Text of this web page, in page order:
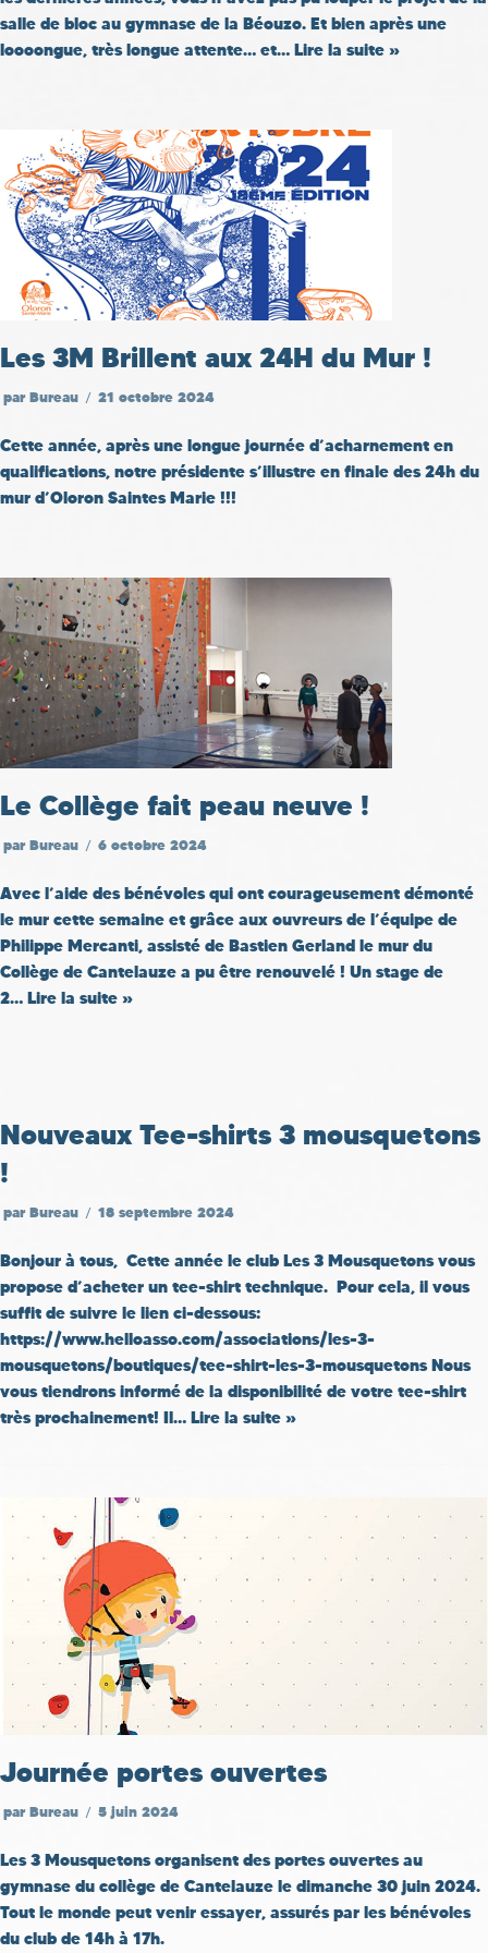
salle de bloc au gymnase de la Béouzo. Et bien après une
loooongue, très longue attente… et… Lire la suite »
Les 3M Brillent aux 24H du Mur !
par Bureau 21 octobre 2024
Cette année, après une longue journée d’acharnement en
qualifications, notre présidente s’illustre en finale des 24h du
mur d’Oloron Saintes Marie !!!
Le Collège fait peau neuve !
par Bureau 6 octobre 2024
Avec l’aide des bénévoles qui ont courageusement démonté
le mur cette semaine et grâce aux ouvreurs de l’équipe de
Philippe Mercanti, assisté de Bastien Gerland le mur du
Collège de Cantelauze a pu être renouvelé ! Un stage de
2… Lire la suite »
Nouveaux Tee-shirts 3 mousquetons
!
par Bureau 18 septembre 2024
Bonjour à tous, Cette année le club Les 3 Mousquetons vous
propose d’acheter un tee-shirt technique. Pour cela, il vous
suffit de suivre le lien ci-dessous:
https://www.helloasso.com/associations/les-3-
mousquetons/boutiques/tee-shirt-les-3-mousquetons Nous
vous tiendrons informé de la disponibilité de votre tee-shirt
très prochainement! Il… Lire la suite »
Journée portes ouvertes
par Bureau 5 juin 2024
Les 3 Mousquetons organisent des portes ouvertes au
gymnase du collège de Cantelauze le dimanche 30 juin 2024.
Tout le monde peut venir essayer, assurés par les bénévoles
du club de 14h à 17h.